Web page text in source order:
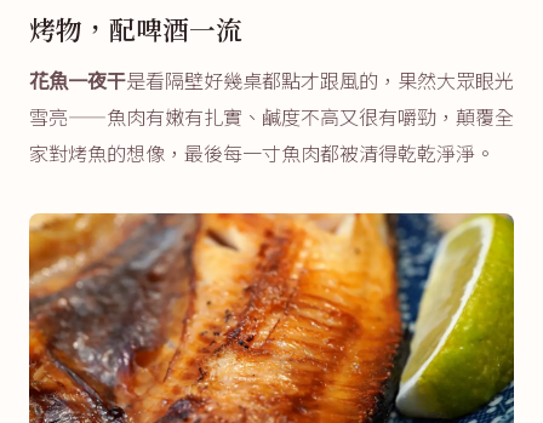
烤物，配啤酒一流
花魚一夜干是看隔壁好幾桌都點才跟風的，果然大眾眼光
雪亮——魚肉有嫩有扎實、鹹度不高又很有嚼勁，顛覆全
家對烤魚的想像，最後每一寸魚肉都被清得乾乾淨淨。